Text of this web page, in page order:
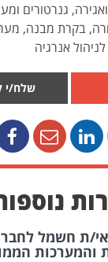
בקרת מבנה,
אנרגיה
שלח/י
ת חשמל
והמערכות